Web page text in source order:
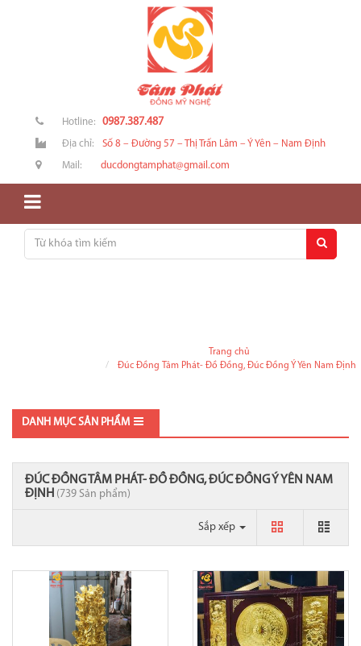
Hotline: 0987.387.487
Địa chỉ: Số 8 – Đường 57 – Thị Trấn Lâm – Ý Yên – Nam Định
Mail: ducdongtamphat@gmail.com
Trang chủ
Đúc Đồng Tâm Phát- Đồ Đồng, Đúc Đồng Ý Yên Nam Định
DANH MỤC SẢN PHẨM
ĐÚC ĐỒNG TÂM PHÁT- ĐỒ ĐỒNG, ĐÚC ĐỒNG Ý YÊN NAM
ĐỊNH (739 Sản phẩm)
Sắp xếp